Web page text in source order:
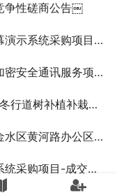
争性磋商公告￼
项目竞争性磋商公告￼
讯服务项目-成交公告
苗木采购项目询价公告￼
调维保项目-竞争性磋商公告
购项目-成交公告